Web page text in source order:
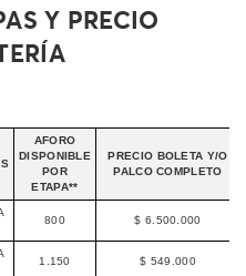
Y PRECIO
AFORO
DISPONIBLE
POR
ETAPA**
PRECIO BOLETA Y/O
PALCO COMPLETO
800 $ 6.500.000
1.150 $ 549.000